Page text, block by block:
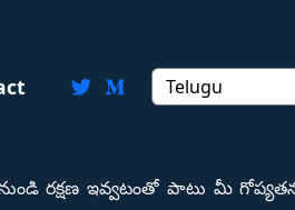
రక్షణ ఇవ్వటంతో పాటు మీ